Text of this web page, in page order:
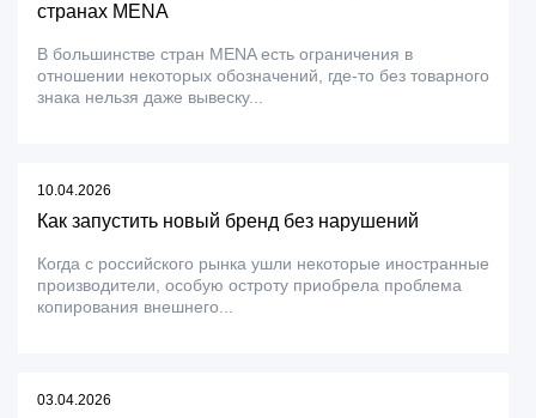
странах MENA
В большинстве стран MENA есть ограничения в
отношении некоторых обозначений, где-то без товарного
знака нельзя даже вывеску...
10.04.2026
Как запустить новый бренд без нарушений
Когда с российского рынка ушли некоторые иностранные
производители, особую остроту приобрела проблема
копирования внешнего...
03.04.2026